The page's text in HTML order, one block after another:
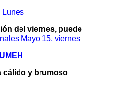
Lunes
del viernes, puede
Mayo 15, viernes
cálido y brumoso